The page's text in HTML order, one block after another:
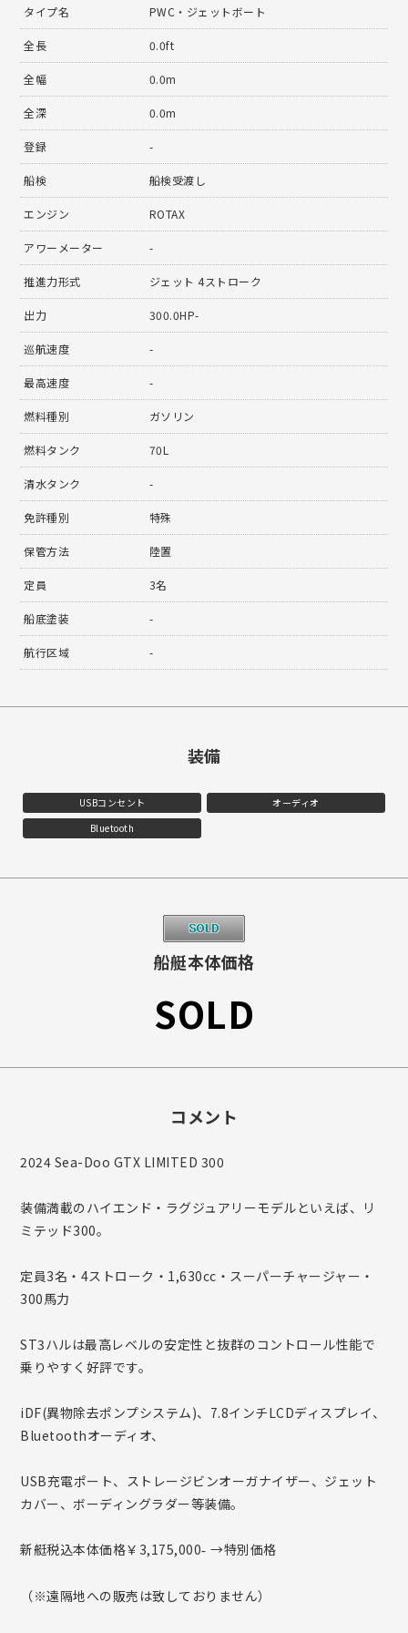
タイプ名 PWC・ジェットボート
全長 0.0ft
全幅 0.0m
全深 0.0m
登録 -
船検 船検受渡し
エンジン ROTAX
アワーメーター -
推進力形式 ジェット 4ストローク
出力 300.0HP-
巡航速度 -
最高速度 -
燃料種別 ガソリン
燃料タンク 70L
清水タンク -
免許種別 特殊
保管方法 陸置
定員 3名
船底塗装 -
航行区域 -
装備
USBコンセント
オーディオ
Bluetooth
船艇本体価格
SOLD
コメント
2024 Sea-Doo GTX LIMITED 300
装備満載のハイエンド・ラグジュアリーモデルといえば、リ
ミテッド300。
定員3名・4ストローク・1,630cc・スーパーチャージャー・
300馬力
ST3ハルは最高レベルの安定性と抜群のコントロール性能で
乗りやすく好評です。
iDF(異物除去ポンプシステム)、7.8インチLCDディスプレイ、
Bluetoothオーディオ、
USB充電ポート、ストレージビンオーガナイザー、ジェット
カバー、ボーディングラダー等装備。
新艇税込本体価格￥3,175,000-→特別価格
（※遠隔地への販売は致しておりません）